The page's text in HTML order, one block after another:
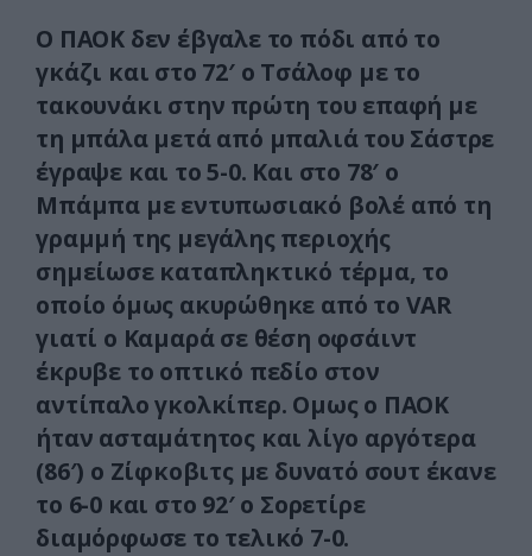
Ο ΠΑΟΚ δεν έβγαλε το πόδι από το
γκάζι και στο 72′ ο Τσάλοφ με το
τακουνάκι στην πρώτη του επαφή με
τη μπάλα μετά από μπαλιά του Σάστρε
έγραψε και το 5-0. Και στο 78′ ο
Μπάμπα με εντυπωσιακό βολέ από τη
γραμμή της μεγάλης περιοχής
σημείωσε καταπληκτικό τέρμα, το
οποίο όμως ακυρώθηκε από το VAR
γιατί ο Καμαρά σε θέση οφσάιντ
έκρυβε το οπτικό πεδίο στον
αντίπαλο γκολκίπερ. Ομως ο ΠΑΟΚ
ήταν ασταμάτητος και λίγο αργότερα
(86′) ο Ζίφκοβιτς με δυνατό σουτ έκανε
το 6-0 και στο 92′ ο Σορετίρε
διαμόρφωσε το τελικό 7-0.